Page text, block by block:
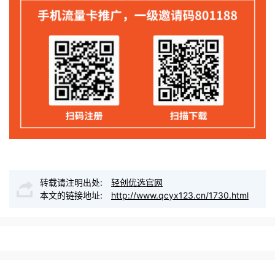
转载请注明出处:
轻创优选官网
本文的链接地址:
http://www.qcyx123.cn/1730.html